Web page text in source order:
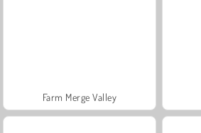
Farm Merge Valley